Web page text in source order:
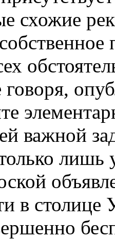
схожие
важной
лишь
в столице